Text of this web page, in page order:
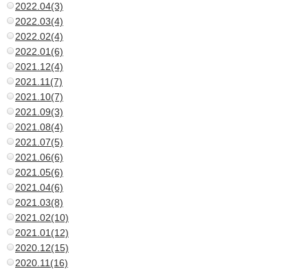
2022.04(3)
2022.03(4)
2022.02(4)
2022.01(6)
2021.12(4)
2021.11(7)
2021.10(7)
2021.09(3)
2021.08(4)
2021.07(5)
2021.06(6)
2021.05(6)
2021.04(6)
2021.03(8)
2021.02(10)
2021.01(12)
2020.12(15)
2020.11(16)